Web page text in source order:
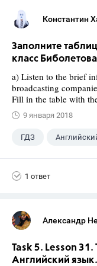
Константин
Заполните
класс
a) Listen to the brief
broadcasting
Fill in the table with
9 января 2018
ГДЗ
1 ответ
Александр
Task 5. Lesson
Английский